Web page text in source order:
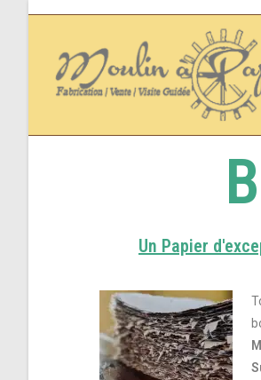
Un Papier